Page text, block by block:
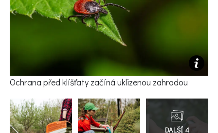
KVÍZY A TESTY
Ochrana před klíšťaty začíná uklizenou zahradou
do
galerie